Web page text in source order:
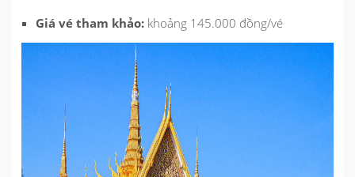
Giá vé tham khảo: khoảng 145.000 đồng/vé